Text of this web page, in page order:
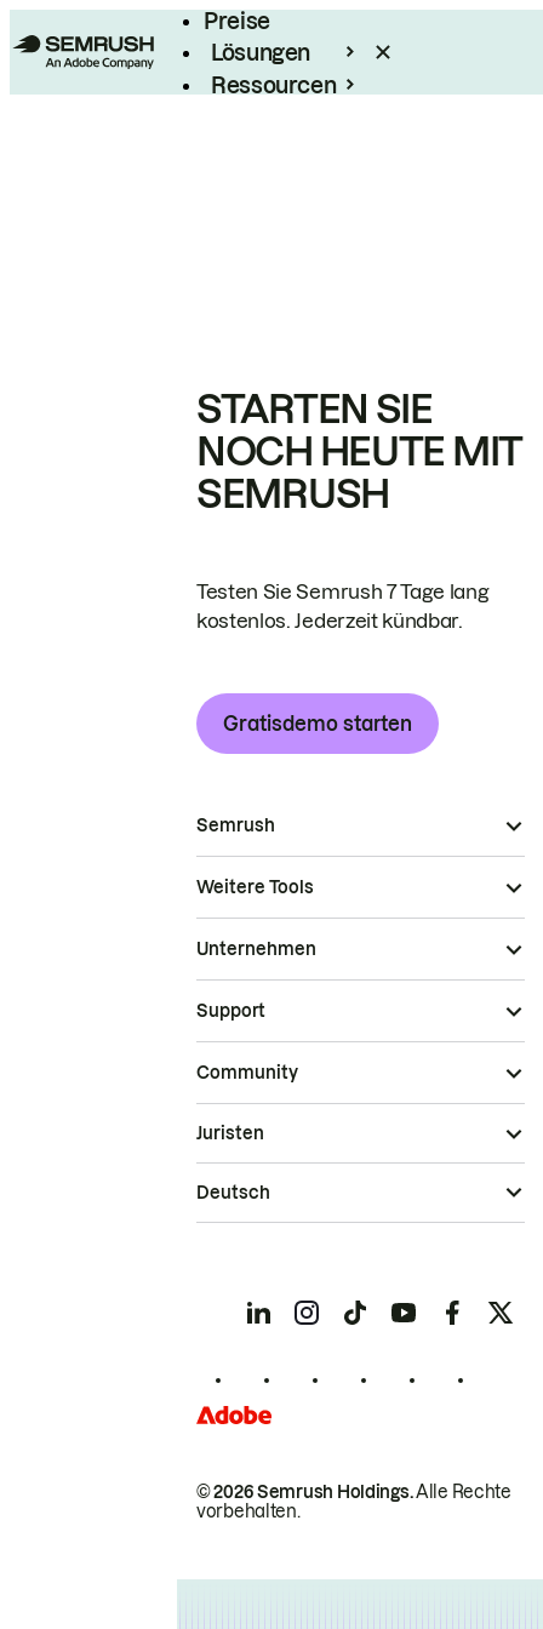
Preise
Lösungen
Ressourcen
STARTEN SIE
NOCH HEUTE MIT
SEMRUSH
Testen Sie Semrush 7 Tage lang
kostenlos. Jederzeit kündbar.
Gratisdemo starten
Semrush
Weitere Tools
Unternehmen
Support
Community
© 2026 Semrush Holdings.Alle Rechte
vorbehalten.
Juristen
Deutsch